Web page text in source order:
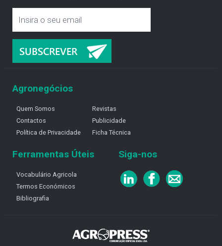
Agronegócios
Quem Somos
Contactos
Política de Privacidade
Revistas
Publicidade
Ficha Técnica
Ferramentas Úteis
Vocabulário Agricola
Termos Económicos
Bibliografia
Siga-nos